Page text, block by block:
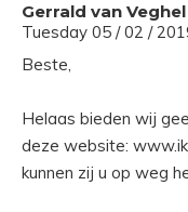
Gerrald van Veghel
Tuesday 05 / 02 /
Beste,
Helaas bieden wij
deze website:
kunnen zij u op weg